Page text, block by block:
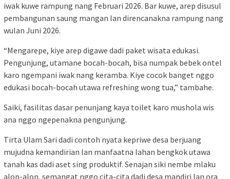
iwak kuwe rampung nang Februari 2026. Bar kuwe, arep disusul
pembangunan saung mangan lan direncanakna rampung nang
wulan Juni 2026.
“Mengarepe, kiye arep digawe dadi paket wisata edukasi.
Pengunjung, utamane bocah-bocah, bisa numpak bebek ontel
karo ngempani iwak nang keramba. Kiye cocok banget nggo
edukasi bocah-bocah utawa refreshing wong tua,” tambahe.
Saiki, fasilitas dasar penunjang kaya toilet karo mushola wis
ana nggo ngepenakna pengunjung.
Tirta Ulam Sari dadi contoh nyata kepriwe desa berjuang
mujudna kemandirian lan manfaatna lahan bengkok utawa
tanah kas dadi aset sing produktif. Senajan siki nembe mlaku
alon-alon, semangat nggo cita-cita dadi desa mandiri lan ora